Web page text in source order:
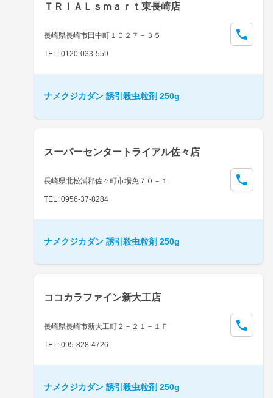
ＴＲＩＡＬｓｍａｒｔ東長崎店
長崎県長崎市田中町１０２７－３５
TEL: 0120-033-559
ナメクジカダン 誘引殺虫粒剤 250g
スーパーセンタートライアル佐々店
長崎県北松浦郡佐々町市場免７０－１
TEL: 0956-37-8284
ナメクジカダン 誘引殺虫粒剤 250g
ココカラファイン新大工店
長崎県長崎市新大工町２－２１－１Ｆ
TEL: 095-828-4726
ナメクジカダン 誘引殺虫粒剤 250g